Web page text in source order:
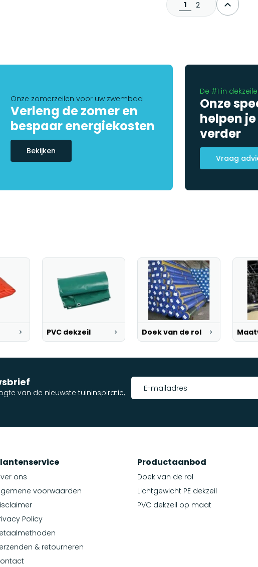
1 2
Onze zomerzeilen voor uw zwembad
Verleng de zomer en
bespaar energiekosten
Bekijken
De #1 in
Onze
helpen
verder
Vraag
PVC dekzeil Doek van de rol
van de nieuwste tuininspiratie,
ons
voorwaarden
Policy
& retourneren
Productaanbod
Doek van de rol
Lichtgewicht PE dekzeil
PVC dekzeil op maat